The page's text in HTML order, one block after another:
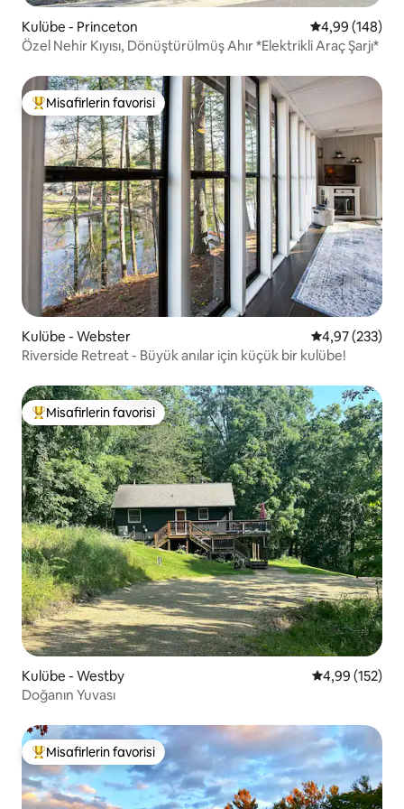
Kulübe - Princeton 5 üzerinden
4,99 (148)
Özel Nehir Kıyısı, Dönüştürülmüş Ahır *Elektrikli Araç Şarjı*
Misafirlerin favorilerinden en beğenilenler arasında
Misafirlerin favorisi
Kulübe - Webster 5 üzerinden
4,97 (233)
Riverside Retreat - Büyük anılar için küçük bir kulübe!
Misafirlerin favorilerinden en beğenilenler arasında
Misafirlerin favorisi
Kulübe - Westby 5 üzerinden
4,99 (152)
Doğanın Yuvası
Misafirlerin favorilerinden en beğenilenler arasında
Misafirlerin favorisi